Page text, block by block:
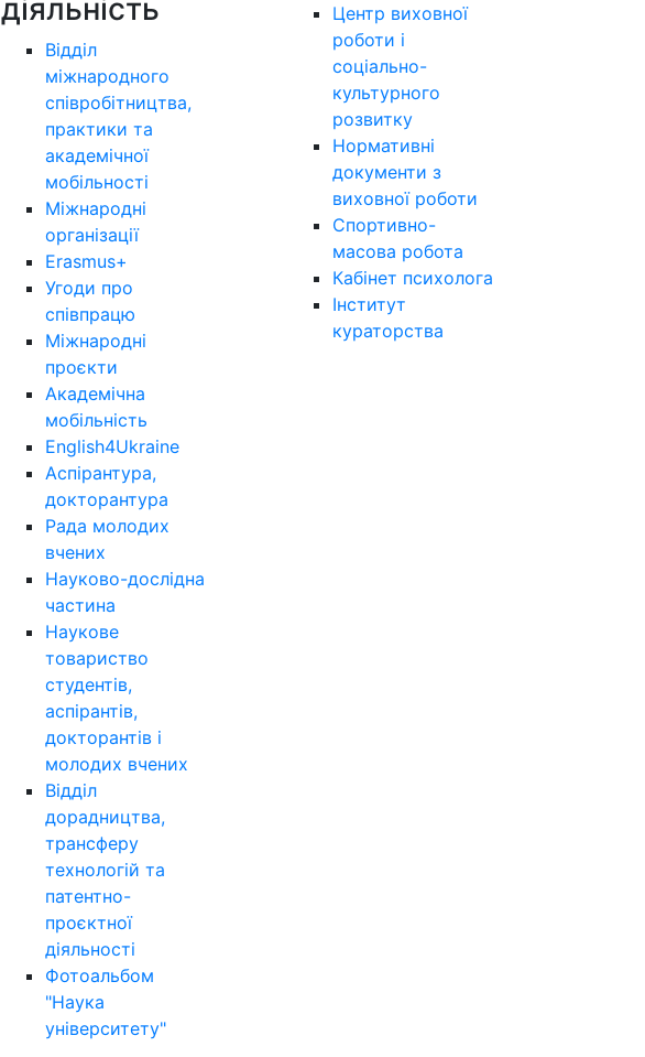
діяльність
Відділ
міжнародного
співробітництва,
практики та
академічної
мобільності
Міжнародні
організації
Erasmus+
Угоди про
співпрацю
Міжнародні
проєкти
Академічна
мобільність
English4Ukraine
Аспірантура,
докторантура
Рада молодих
вчених
Науково-дослідна
частина
Наукове
товариство
студентів,
аспірантів,
докторантів і
молодих вчених
Відділ
дорадництва,
трансферу
технологій та
патентно-
проєктної
діяльності
Фотоальбом
"Наука
університету"
Центр виховної
роботи і
соціально-
культурного
розвитку
Нормативні
документи з
виховної роботи
Спортивно-
масова робота
Кабінет психолога
Інститут
кураторства